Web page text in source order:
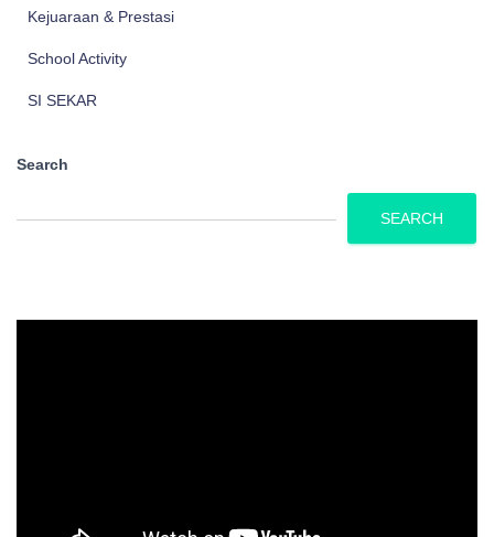
Kejuaraan & Prestasi
School Activity
SI SEKAR
Search
SEARCH